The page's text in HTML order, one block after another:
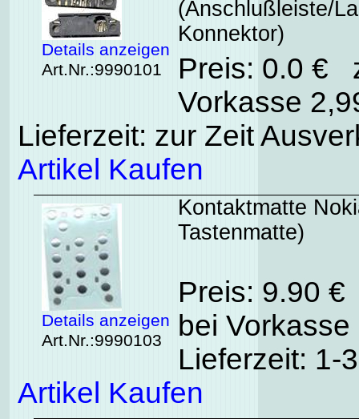
Details anzeigen
Art.Nr.:9990101
(Anschlußleiste/
Konnektor)
Preis: 0.0 €
Vorkasse
Lieferzeit: zur Zeit
Artikel Kaufen
Details anzeigen
Art.Nr.:9990103
Kontaktmatte
Tastenmatte)
Preis: 9.90
bei
Lieferzeit: 1-
Artikel Kaufen